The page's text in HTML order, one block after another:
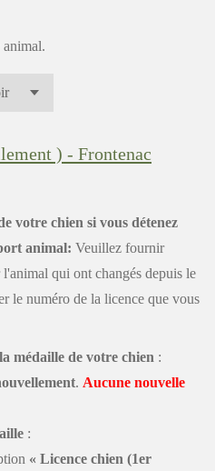
animal.
) - Frontenac
votre chien si vous détenez
animal: Veuillez fournir
qui ont changés depuis le
le numéro de la licence que vous
médaille de votre chien :
. Aucune nouvelle
:
« Licence chien (1er